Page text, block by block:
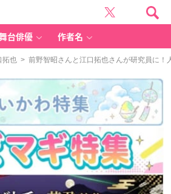
台俳優 作者名
拓也 > 前野智昭さんと江口拓也さんが研究員に！